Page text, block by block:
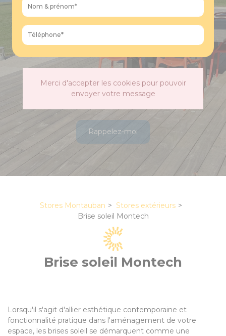
Merci d'accepter les cookies pour pouvoir
envoyer votre message
Rappelez-moi
Stores Montauban
Stores extérieurs
Brise soleil Montech
Brise soleil Montech
Lorsqu'il s'agit d'allier esthétique contemporaine et
fonctionnalité pratique dans l'aménagement de votre
espace, les brises soleil se démarquent comme une